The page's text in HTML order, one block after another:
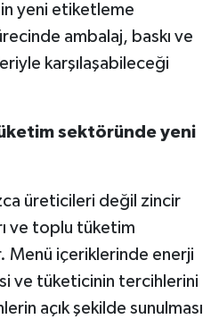
yeni etiketleme
ambalaj, baskı ve
karşılaşabileceği
sektöründe yeni
üreticileri değil zincir
ve toplu tüketim
Menü içeriklerinde enerji
ve tüketicinin tercihlerini
açık şekilde sunulması